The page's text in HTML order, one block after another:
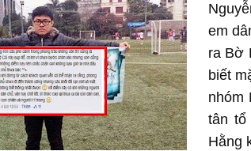
em
ra Bờ
biết
nhóm
tân tổ
Hằng